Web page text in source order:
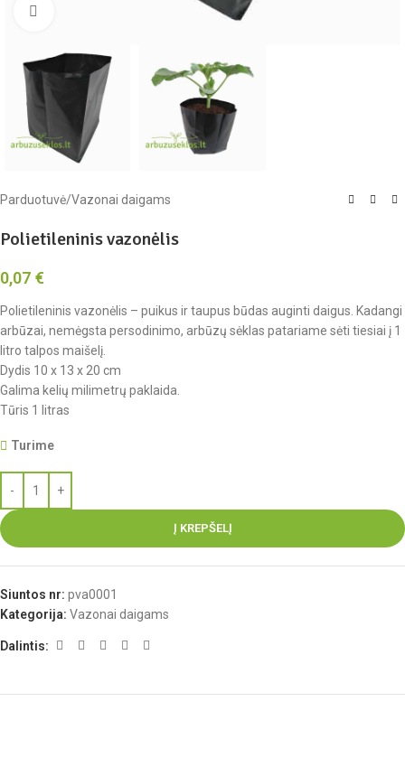
Spustelėkite, kad padidintumėte
Parduotuvė/Vazonai daigams
Polietileninis vazonėlis
0,07 €
Polietileninis vazonėlis – puikus ir taupus būdas auginti daigus. Kadangi
arbūzai, nemėgsta persodinimo, arbūzų sėklas patariame sėti tiesiai į 1
litro talpos maišelį.
Dydis 10 x 13 x 20 cm
Galima kelių milimetrų paklaida.
Tūris 1 litras
Turime
Į KREPŠELĮ
Siuntos nr: pva0001
Kategorija: Vazonai daigams
Dalintis: